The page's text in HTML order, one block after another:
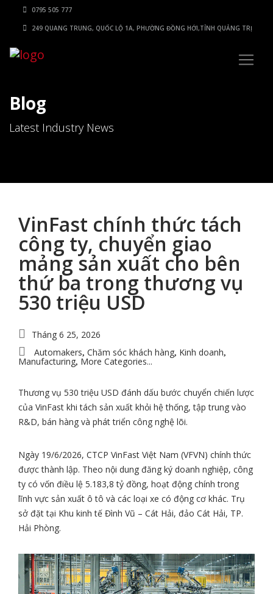
0795 505 777
249 QUANG TRUNG, QUỐC LỘ 1A, PHƯỜNG ĐỒNG HỚI,TỈNH QUẢNG TRỊ
Blog
Latest Industry News
VinFast chính thức tách
công ty, chuyển giao
mảng sản xuất cho bên
thứ ba trong thương vụ
530 triệu USD
Tháng 6 25, 2026
Automakers, Chăm sóc khách hàng, Kinh doanh,
Manufacturing, More Categories...
Thương vụ 530 triệu USD đánh dấu bước chuyển chiến lược
của VinFast khi tách sản xuất khỏi hệ thống, tập trung vào
R&D, bán hàng và phát triển công nghệ lõi.
Ngày 19/6/2026, CTCP VinFast Việt Nam (VFVN) chính thức
được thành lập. Theo nội dung đăng ký doanh nghiệp, công
ty có vốn điều lệ 5.183,8 tỷ đồng, hoạt động chính trong
lĩnh vực sản xuất ô tô và các loại xe có động cơ khác. Trụ
sở đặt tại Khu kinh tế Đình Vũ – Cát Hải, đảo Cát Hải, TP.
Hải Phòng.